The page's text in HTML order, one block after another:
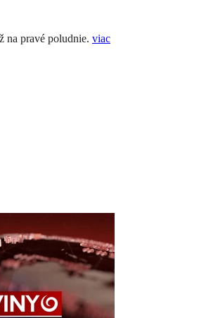
na pravé poludnie. viac